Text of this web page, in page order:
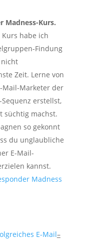
Madness-Kurs.
habe ich
Findung
Zeit. Lerne von
Mail-Marketer der
erstellst,
süchtig machst.
so gekonnt
du unglaubliche
E-Mail-
kannst.
Madness
E-Mail–